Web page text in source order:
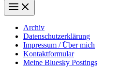
Main
Menu
Archiv
Datenschutzerklärung
Impressum / Über mich
Kontaktformular
Meine Bluesky Postings